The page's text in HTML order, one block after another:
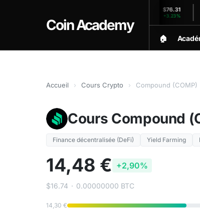
Coin Academy
🏠︎
Accueil › Cours Crypto › Compound (COMP)
Cours Compound
Finance décentralisée (DeFi) Yield Farming
14,48 € +2,90%
$16.74 · 0.00000000 BTC
14,30 €